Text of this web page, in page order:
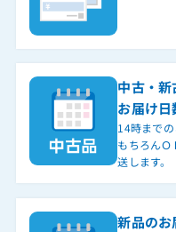
中古・新
お届け
14時まで
もちろん
送します。
新品のお